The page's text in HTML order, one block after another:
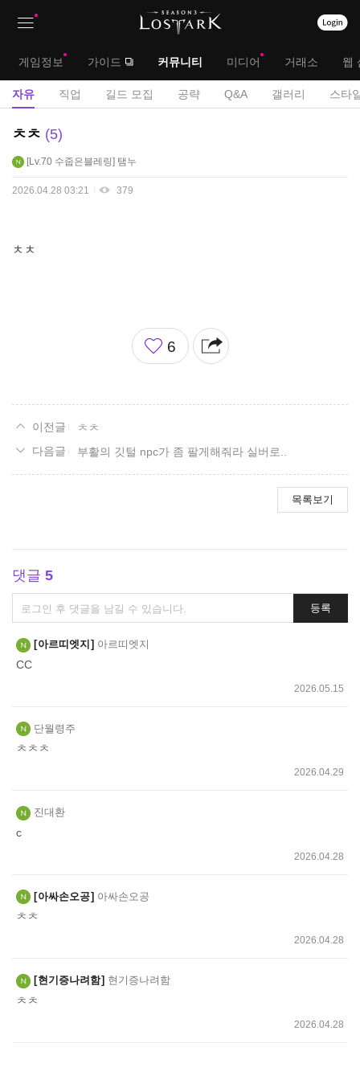
대
메
게임정보 가이드 커뮤니티 미디어 거래소 웹
서
자유 직업 길드 모집 공략 Q&A 갤러리 스타
자
게
ㅊㅊ 5
Lv.70 수줍은블레링 탬누
2026.04.28 03:21 379
ㅊㅊ
좋
아
6
ㅊㅊ
부활의 깃털 npc가 좀 팔게해줘라 실버로..
목록보기
댓글 5
댓
글
쓰
기
등록
아르띠엣지 아르띠엣지
CC
2026.05.15
단월령주
ㅊㅊㅊ
2026.04.29
진대환
c
2026.04.28
아싸손오공 아싸손오공
ㅊㅊ
2026.04.28
현기증나려함 현기증나려함
ㅊㅊ
2026.04.28